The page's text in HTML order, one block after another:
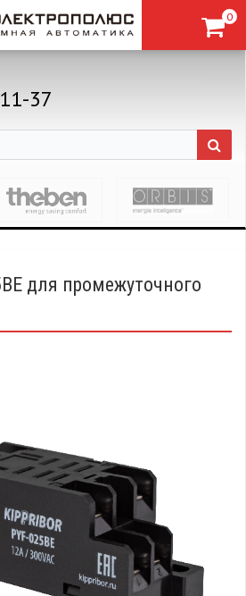
0
37
для промежуточного